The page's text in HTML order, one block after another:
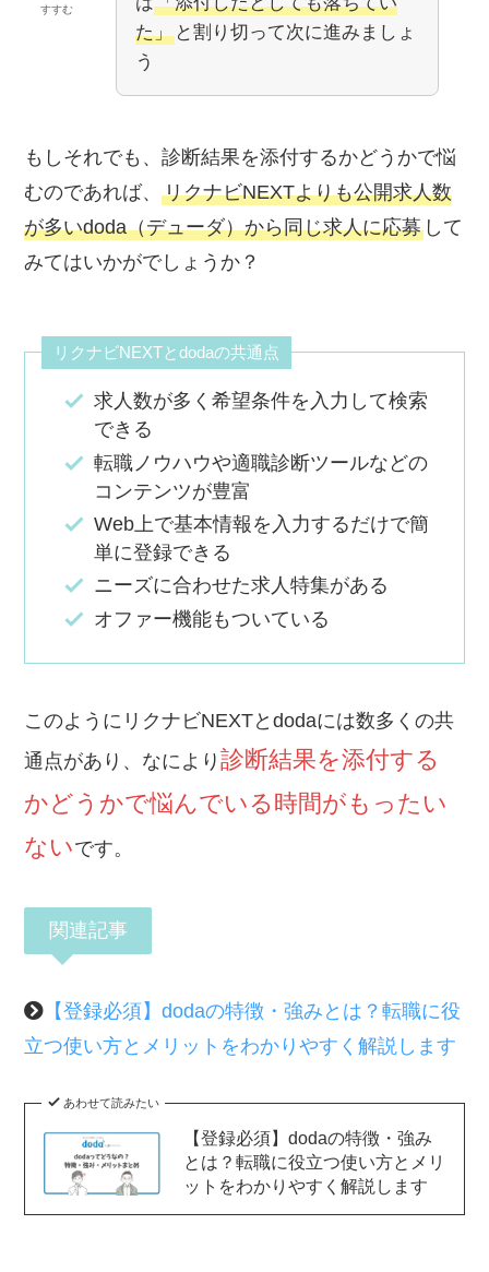
会もあるでしょう。
すすむ
た」 と割り切って次に進みましょ
う
もしそれでも、診断結果を添付するかどうかで悩
むのであれば、リクナビNEXTよりも公開求人数
が多いdoda（デューダ）から同じ求人に応募 して
みてはいかがでしょうか？
リクナビNEXTとdodaの共通点
求人数が多く希望条件を入力して検索
できる
転職ノウハウや適職診断ツールなどの
コンテンツが豊富
Web上で基本情報を入力するだけで簡
単に登録できる
ニーズに合わせた求人特集がある
オファー機能もついている
このようにリクナビNEXTとdodaには数多くの共
通点があり、なにより診断結果を添付する
かどうかで悩んでいる時間がもったい
ないです。
関連記事
【登録必須】dodaの特徴・強みとは？転職に役
立つ使い方とメリットをわかりやすく解説します
あわせて読みたい
【登録必須】dodaの特徴・強み
とは？転職に役立つ使い方とメリ
ットをわかりやすく解説します